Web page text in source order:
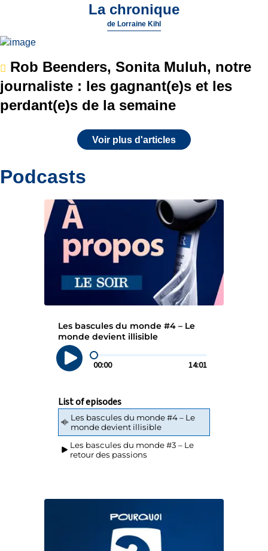
La chronique
de Lorraine Kihl
Rob Beenders, Sonita Muluh, notre
journaliste : les gagnant(e)s et les
perdant(e)s de la semaine
Voir plus d'articles
Podcasts